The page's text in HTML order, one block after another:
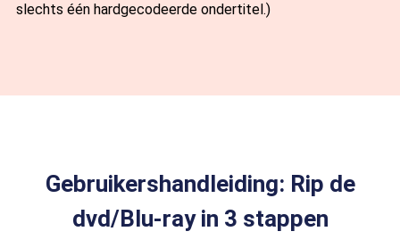
slechts één hardgecodeerde ondertitel.)
Gebruikershandleiding: Rip de
dvd/Blu-ray in 3 stappen